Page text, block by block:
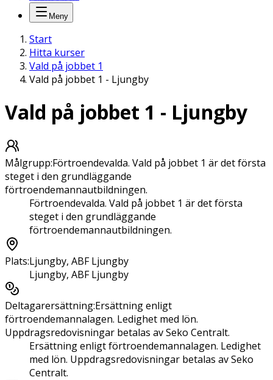
Meny
Start
Hitta kurser
Vald på jobbet 1
Vald på jobbet 1 - Ljungby
Vald på jobbet 1 - Ljungby
Målgrupp:Förtroendevalda. Vald på jobbet 1 är det första
steget i den grundläggande
förtroendemannautbildningen.
Förtroendevalda. Vald på jobbet 1 är det första
steget i den grundläggande
förtroendemannautbildningen.
Plats:Ljungby, ABF Ljungby
Ljungby, ABF Ljungby
Deltagarersättning:Ersättning enligt
förtroendemannalagen. Ledighet med lön.
Uppdragsredovisningar betalas av Seko Centralt.
Ersättning enligt förtroendemannalagen. Ledighet
med lön. Uppdragsredovisningar betalas av Seko
Centralt.